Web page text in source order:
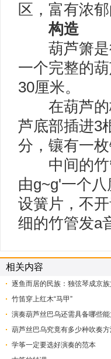
区，富有浓
构造
葫芦箫是
一个完整的
30厘米。
在葫芦的
芦底部插进3
分，镶有一枚
中间的竹
由g~g'一个
设簧片，不
细的竹管发a
相关内容
逐鱼而居的民族：独弦琴成京
竹笛穿上红木“马甲”
演奏葫芦丝巴乌还需具备哪些能
葫芦丝巴乌究竟有多少种吹奏
学筝一定要选好演奏的范本